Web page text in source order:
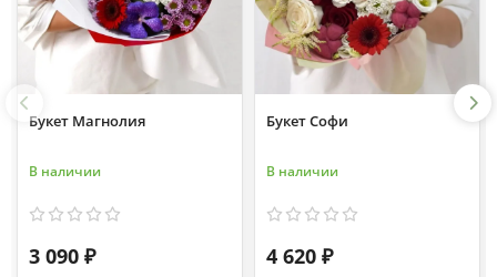
Букет Магнолия
В наличии
3 090 ₽
Букет Софи
В наличии
4 620 ₽